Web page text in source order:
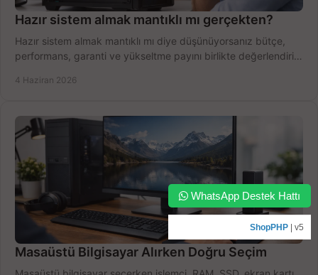
Hazır sistem almak mantıklı mı gerçekten?
Hazır sistem almak mantıklı mı diye düşünüyorsanız bütçe,
performans, garanti ve yükseltme payını birlikte değerlendirin,
4 Haziran 2026
Masaüstü Bilgisayar Alırken Doğru Seçim
WhatsApp Destek Hattı
ShopPHP | v5